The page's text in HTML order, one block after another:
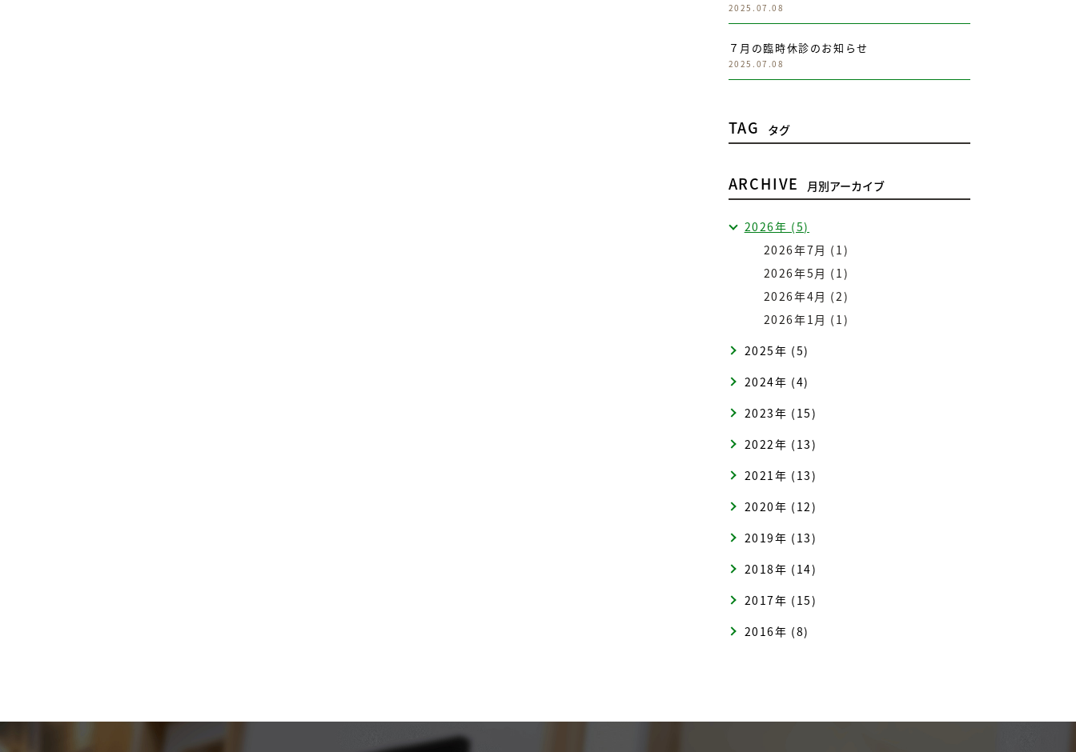
2025.07.08
７月の臨時休診のお知らせ
2025.07.08
TAG タグ
ARCHIVE 月別アーカイブ
2026年 (5)
2026年7月 (1)
2026年5月 (1)
2026年4月 (2)
2026年1月 (1)
2025年 (5)
2024年 (4)
2023年 (15)
2022年 (13)
2021年 (13)
2020年 (12)
2019年 (13)
2018年 (14)
2017年 (15)
2016年 (8)